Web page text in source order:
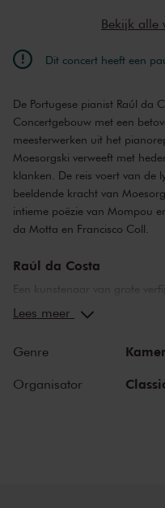
Bekijk alle
Dit concert heeft een
De Portugese pianist Raúl da
Concertgebouw met een
meesterwerken uit het
Moesorgski verweeft met
klanken. De reis voert van de
beeldende kracht van
intieme poëzie van Mompou
da Motta en Francisco Coll.
Raúl da Costa
Een kunstenaar van grote
Costa werkte samen met
la Música Catalana in
Boedapest. Zijn artistieke
samenwerkingen met
Lees meer
Genre
Organisator